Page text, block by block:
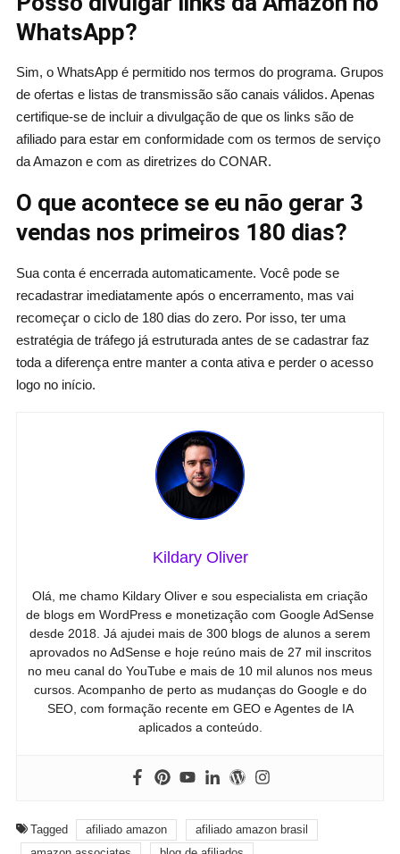
WhatsApp?
Sim, o WhatsApp é permitido nos termos do programa. Grupos
de ofertas e listas de transmissão são canais válidos. Apenas
certifique-se de incluir a divulgação de que os links são de
afiliado para estar em conformidade com os termos de serviço
da Amazon e com as diretrizes do CONAR.
O que acontece se eu não gerar 3
vendas nos primeiros 180 dias?
Sua conta é encerrada automaticamente. Você pode se
recadastrar imediatamente após o encerramento, mas vai
recomeçar o ciclo de 180 dias do zero. Por isso, ter uma
estratégia de tráfego já estruturada antes de se cadastrar faz
toda a diferença entre manter a conta ativa e perder o acesso
logo no início.
Kildary Oliver
Olá, me chamo Kildary Oliver e sou especialista em criação
de blogs em WordPress e monetização com Google AdSense
desde 2018. Já ajudei mais de 300 blogs de alunos a serem
aprovados no AdSense e hoje reúno mais de 27 mil inscritos
no meu canal do YouTube e mais de 10 mil alunos nos meus
cursos. Acompanho de perto as mudanças do Google e do
SEO, com formação recente em GEO e Agentes de IA
aplicados a conteúdo.
Tagged afiliado amazon
afiliado amazon brasil